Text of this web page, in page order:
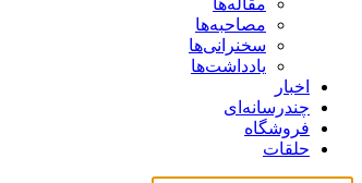
مقاله‌ها
مصاحبه‌ها
سخنرانی‌ها
یادداشت‌ها
اخبار
چندرسانه‌ای
فروشگاه
حلقات